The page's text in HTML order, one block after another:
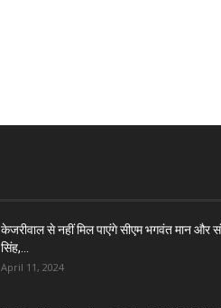
केजरीवाल से नहीं मिल पाएंगे सीएम भगवंत मान और
सिंह,...
April 11, 2024